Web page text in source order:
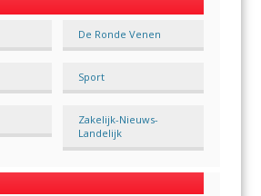
De Ronde Venen
Sport
Zakelijk-Nieuws-
Landelijk